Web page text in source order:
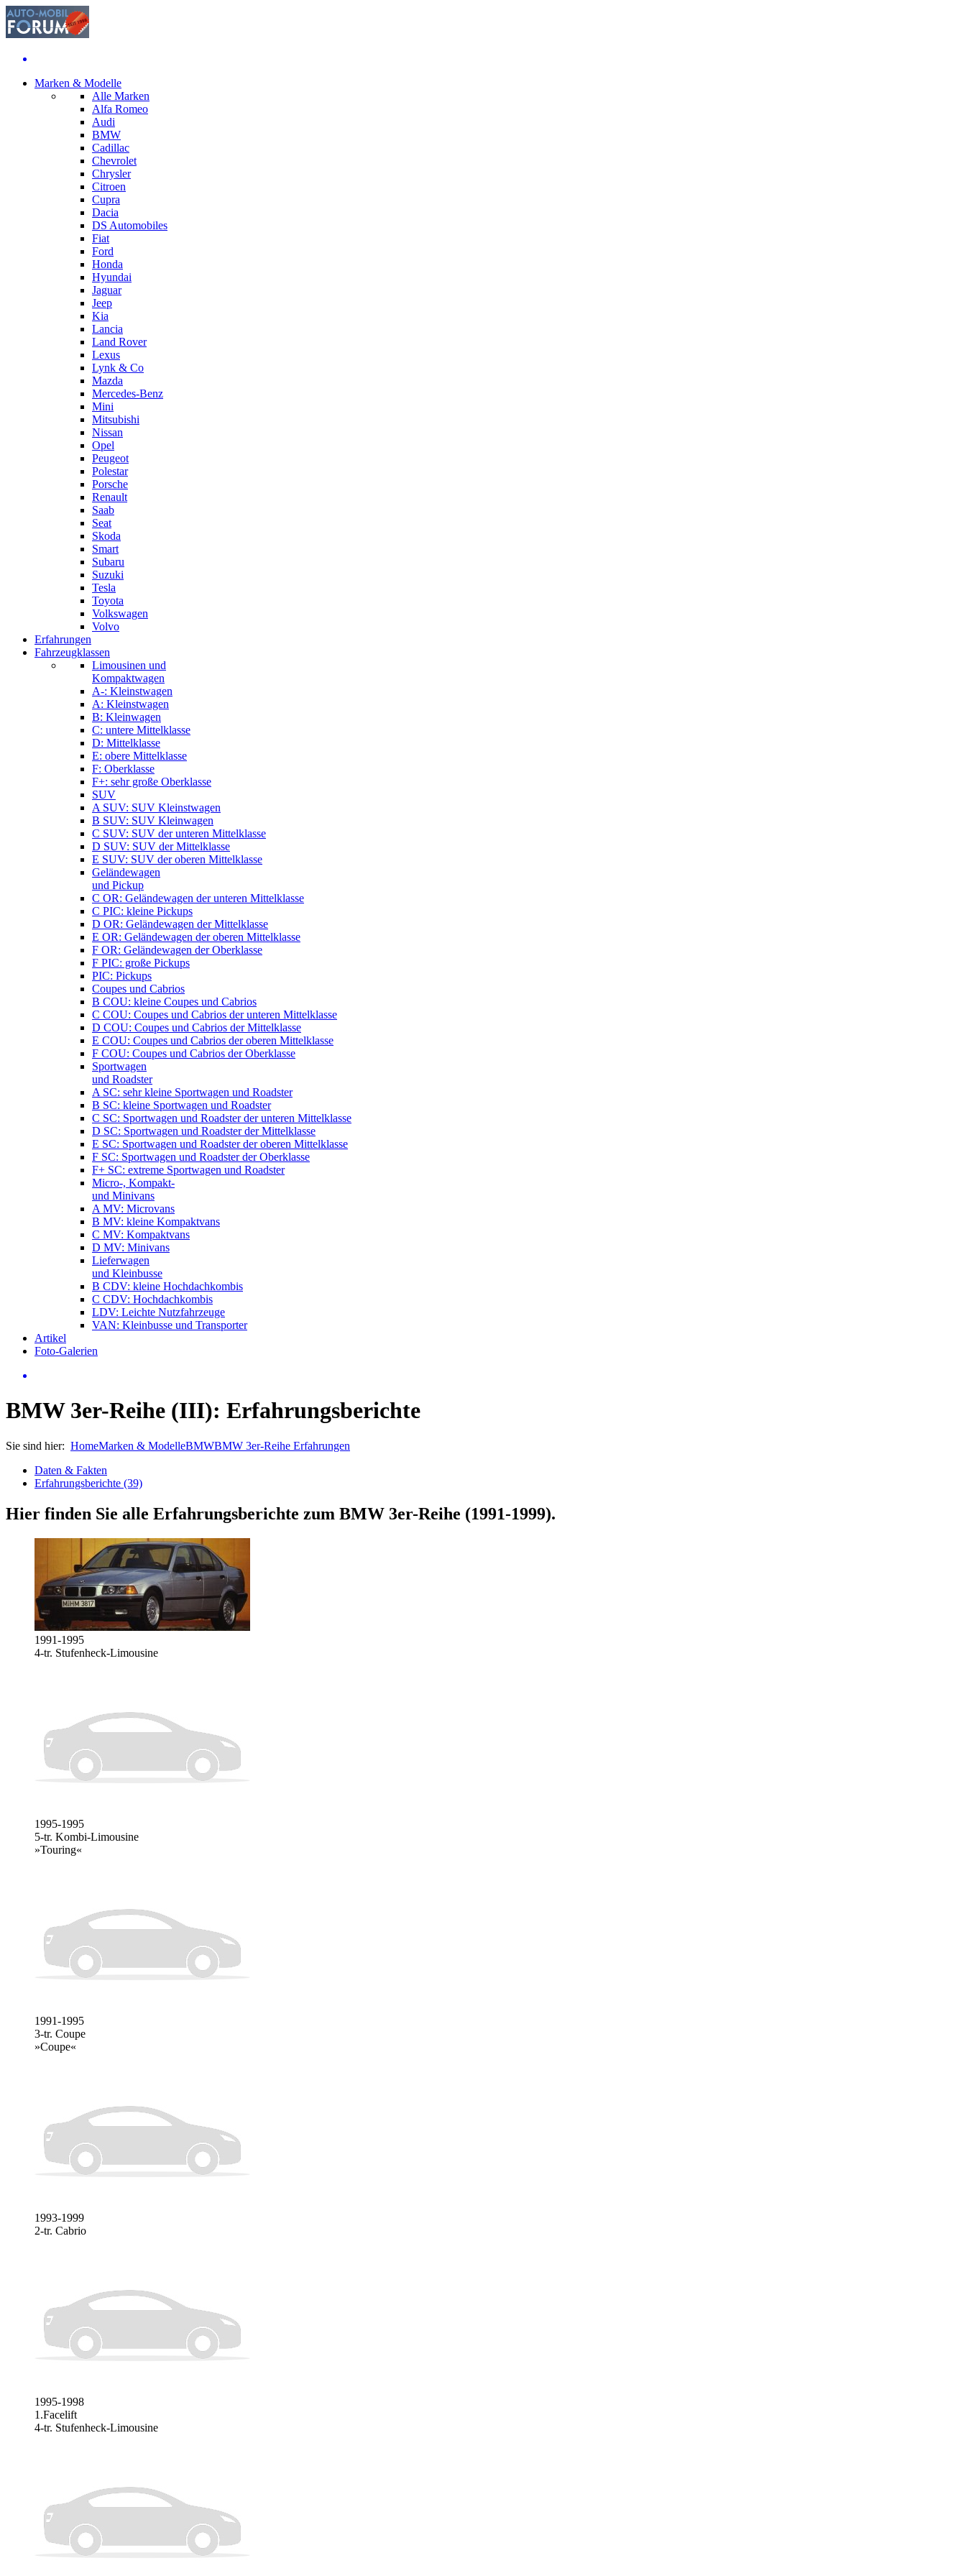
Marken & Modelle
Alle Marken
Alfa Romeo
Audi
BMW
Cadillac
Chevrolet
Chrysler
Citroen
Cupra
Dacia
DS Automobiles
Fiat
Ford
Honda
Hyundai
Jaguar
Jeep
Kia
Lancia
Land Rover
Lexus
Lynk & Co
Mazda
Mercedes-Benz
Mini
Mitsubishi
Nissan
Opel
Peugeot
Polestar
Porsche
Renault
Saab
Seat
Skoda
Smart
Subaru
Suzuki
Tesla
Toyota
Volkswagen
Volvo
Erfahrungen
Fahrzeugklassen
Limousinen und
Kompaktwagen
A-: Kleinstwagen
A: Kleinstwagen
B: Kleinwagen
C: untere Mittelklasse
D: Mittelklasse
E: obere Mittelklasse
F: Oberklasse
F+: sehr große Oberklasse
SUV
A SUV: SUV Kleinstwagen
B SUV: SUV Kleinwagen
C SUV: SUV der unteren Mittelklasse
D SUV: SUV der Mittelklasse
E SUV: SUV der oberen Mittelklasse
Geländewagen
und Pickup
C OR: Geländewagen der unteren Mittelklasse
C PIC: kleine Pickups
D OR: Geländewagen der Mittelklasse
E OR: Geländewagen der oberen Mittelklasse
F OR: Geländewagen der Oberklasse
F PIC: große Pickups
PIC: Pickups
Coupes und Cabrios
B COU: kleine Coupes und Cabrios
C COU: Coupes und Cabrios der unteren Mittelklasse
D COU: Coupes und Cabrios der Mittelklasse
E COU: Coupes und Cabrios der oberen Mittelklasse
F COU: Coupes und Cabrios der Oberklasse
Sportwagen
und Roadster
A SC: sehr kleine Sportwagen und Roadster
B SC: kleine Sportwagen und Roadster
C SC: Sportwagen und Roadster der unteren Mittelklasse
D SC: Sportwagen und Roadster der Mittelklasse
E SC: Sportwagen und Roadster der oberen Mittelklasse
F SC: Sportwagen und Roadster der Oberklasse
F+ SC: extreme Sportwagen und Roadster
Micro-, Kompakt-
und Minivans
A MV: Microvans
B MV: kleine Kompaktvans
C MV: Kompaktvans
D MV: Minivans
Lieferwagen
und Kleinbusse
B CDV: kleine Hochdachkombis
C CDV: Hochdachkombis
LDV: Leichte Nutzfahrzeuge
VAN: Kleinbusse und Transporter
Artikel
Foto-Galerien
BMW 3er-Reihe (III): Erfahrungsberichte
Sie sind hier: HomeMarken & ModelleBMWBMW 3er-Reihe Erfahrungen
Daten & Fakten
Erfahrungsberichte (39)
Hier finden Sie alle Erfahrungsberichte zum BMW 3er-Reihe (1991-1999).
1991-1995
4-tr. Stufenheck-Limousine
1995-1995
5-tr. Kombi-Limousine
»Touring«
1991-1995
3-tr. Coupe
»Coupe«
1993-1999
2-tr. Cabrio
1995-1998
1.Facelift
4-tr. Stufenheck-Limousine